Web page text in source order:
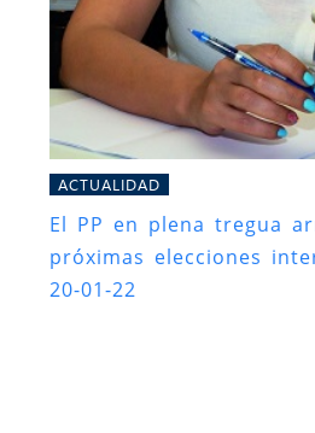
ACTUALIDAD
El PP en plena tregua
próximas elecciones
20-01-22